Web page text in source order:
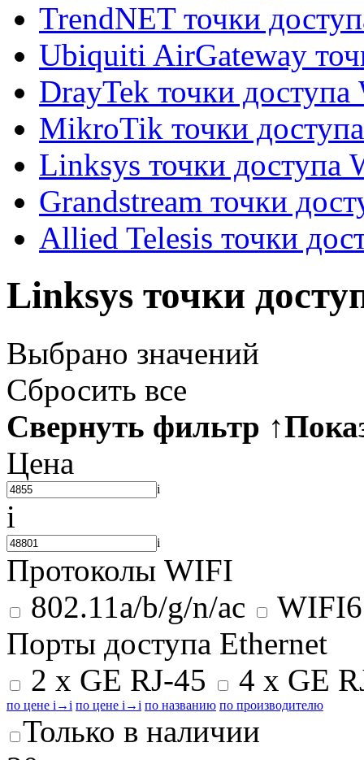
TrendNET точки
Ubiquiti AirGateway
DrayTek точки
MikroTik точки
Linksys точки доступа
Grandstream точки
Allied Telesis точки
Linksys точки
Выбрано значений
Сбросить все
Свернуть фильтр ↑
Цена
i
i
i
Протоколы WIFI
802.11a/b/g/n/ac
WIFI6
Порты доступа Ethernet
2 x GE RJ-45
4 x GE
по цене i →i по цене i →i по названию по производителю
Только в наличии